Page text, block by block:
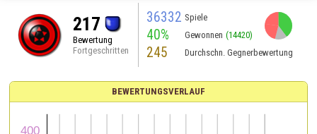
217
Bewertung
Fortgeschritten
36332 Spiele
40% Gewonnen (14420)
245 Durchschn. Gegnerbewertung
BEWERTUNGSVERLAUF